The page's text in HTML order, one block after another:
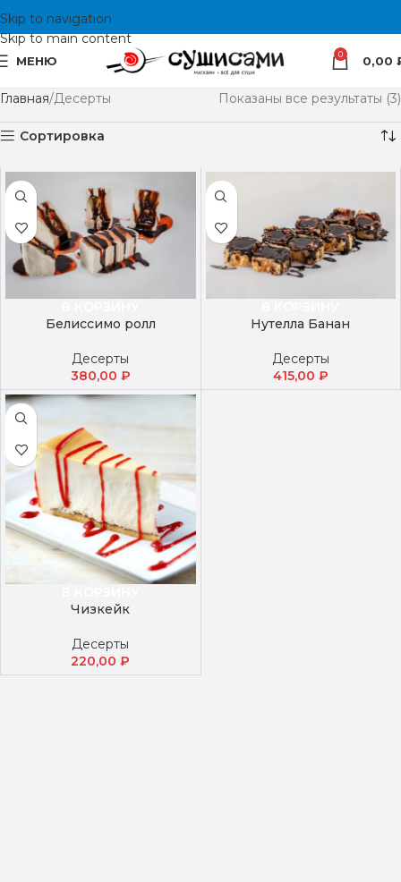
Skip to navigation
Skip to main content
МЕНЮ 0 0,00
Главная Десерты Показаны все результаты (3)
Сортировка
Белиссимо ролл
Десерты
380,00 ₽
Нутелла Банан
Десерты
415,00 ₽
Чизкейк
Десерты
220,00₽